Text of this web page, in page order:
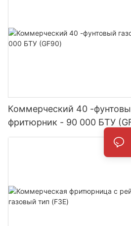
Коммерческий 40 -
фритюрник - 90 000 БТУ